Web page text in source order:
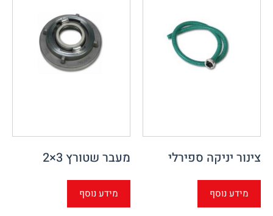
צינור יניקה ספירלי
מידע נוסף
מעבר שטורץ 3×2
מידע נוסף